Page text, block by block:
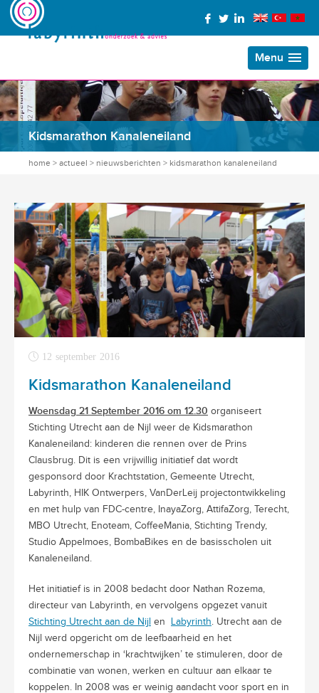
Menu
Kidsmarathon Kanaleneiland
home > actueel > nieuwsberichten > kidsmarathon kanaleneiland
12 september 2016
Kidsmarathon Kanaleneiland
Woensdag 21 September 2016 om 12.30 organiseert
Stichting Utrecht aan de Nijl weer de Kidsmarathon
Kanaleneiland: kinderen die rennen over de Prins
Clausbrug. Dit is een vrijwillig initiatief dat wordt
gesponsord door Krachtstation, Gemeente Utrecht,
Labyrinth, HIK Ontwerpers, VanDerLeij projectontwikkeling
en met hulp van FDC-centre, InayaZorg, AttifaZorg, Terecht,
MBO Utrecht, Enoteam, CoffeeMania, Stichting Trendy,
Studio Appelmoes, BombaBikes en de basisscholen uit
Kanaleneiland.
Het initiatief is in 2008 bedacht door Nathan Rozema,
directeur van Labyrinth, en vervolgens opgezet vanuit
Stichting Utrecht aan de Nijl en Labyrinth . Utrecht aan de
Nijl werd opgericht om de leefbaarheid en het
ondernemerschap in ‘krachtwijken’ te stimuleren, door de
combinatie van wonen, werken en cultuur aan elkaar te
koppelen. In 2008 was er weinig aandacht voor sport en in